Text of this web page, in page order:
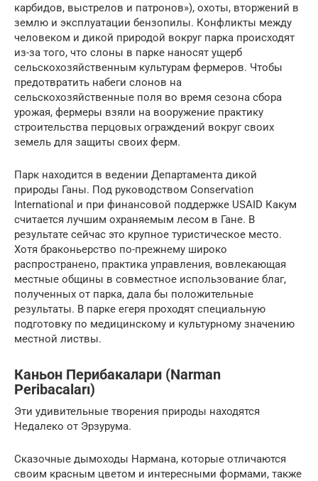
карбидов, выстрелов и патронов»), охоты, вторжений в
землю и эксплуатации бензопилы. Конфликты между
человеком и дикой природой вокруг парка происходят
из-за того, что слоны в парке наносят ущерб
сельскохозяйственным культурам фермеров. Чтобы
предотвратить набеги слонов на
сельскохозяйственные поля во время сезона сбора
урожая, фермеры взяли на вооружение практику
строительства перцовых ограждений вокруг своих
земель для защиты своих ферм.
Парк находится в ведении Департамента дикой
природы Ганы. Под руководством Conservation
International и при финансовой поддержке USAID Какум
считается лучшим охраняемым лесом в Гане. В
результате сейчас это крупное туристическое место.
Хотя браконьерство по-прежнему широко
распространено, практика управления, вовлекающая
местные общины в совместное использование благ,
полученных от парка, дала бы положительные
результаты. В парке егеря проходят специальную
подготовку по медицинскому и культурному значению
местной листвы.
Каньон Перибакалари (Narman
Peribacaları)
Эти удивительные творения природы находятся
Недалеко от Эрзурума.
Сказочные дымоходы Нармана, которые отличаются
своим красным цветом и интересными формами, также